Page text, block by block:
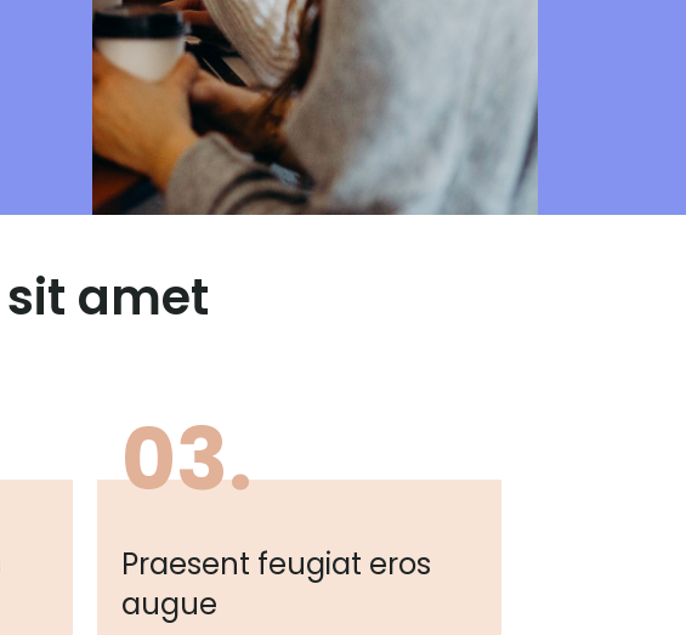
amet
03.
Praesent feugiat eros
augue